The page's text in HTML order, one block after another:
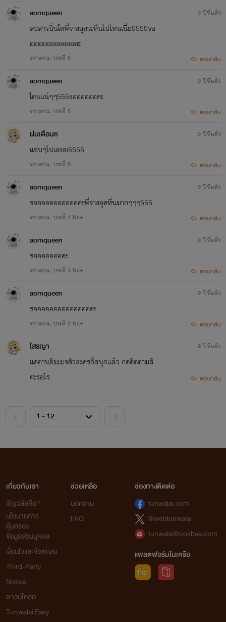
aomqueen
สงสารปิ่นโตพี่จางอุคจะหื่นไปไหนเนี่ย5555รอ
อออออออออออคะ
จากตอน: บทที่ 6
9 ปีที่แล้ว
ตอบกลับ
aomqueen
โดนแน่ๆๆ555รออออออคะ
จากตอน: บทที่ 5
9 ปีที่แล้ว
ตอบกลับ
ฝนเดือน6
แซ่บๆไปเลยย5555
จากตอน: บทที่ 5
9 ปีที่แล้ว
ตอบกลับ
aomqueen
รอออออออออออคะพี่จางอุคหื่นมากๆๆๆ555
จากตอน: บทที่ 4 Nc+
9 ปีที่แล้ว
ตอบกลับ
aomqueen
รอออออออคะ
จากตอน: บทที่ 3 Nc+
9 ปีที่แล้ว
ตอบกลับ
aomqueen
รออออออออออออออคะ
จากตอน: บนที่ 2 Nc+
9 ปีที่แล้ว
ตอบกลับ
โสรญา
แค่อ่านอิมเมจตัวละครก็สนุกแล้ว กดติดตามสิ
คะรอไร
9 ปีที่แล้ว
ตอบกลับ
เกี่ยวกับเรา
ธัญวลัยคือ?
นโยบายการ
คุ้มครอง
ข้อมูลส่วนบุคคล
เงื่อนไขและข้อตกลง
Third-Party
Notice
ดาวน์โหลด
Tunwalai Easy
ช่วยเหลือ
บทความ
FAQ
ช่องทางติดต่อ
tunwalai.com
@webtunwalai
tunwalai@ookbee.com
แพลตฟอร์มในเครือ